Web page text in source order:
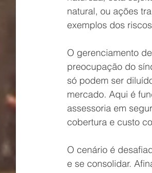
natural, ou ações
exemplos dos
O gerenciamento
preocupação do
só podem ser
mercado. Aqui é
assessoria em
cobertura e custo
O cenário é
e se consolidar.